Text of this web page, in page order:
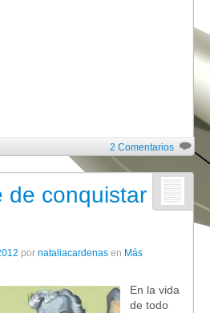
2 Comentarios
de conquistar
por nataliacardenas en Más
En la vida
de todo